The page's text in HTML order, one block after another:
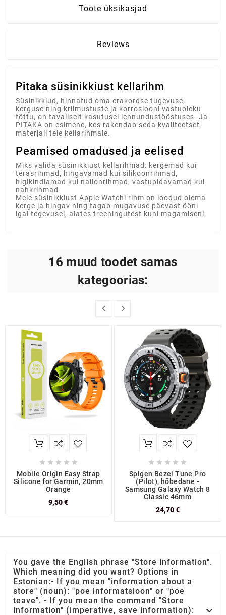
Toote üksikasjad
Reviews
Pitaka süsinikkiust kellarihm
Süsinikkiud, hinnatud oma erakordse tugevuse,
kerguse ning kriimustuste ja korrosiooni vastuoleku
tõttu, on tavaliselt kasutusel lennundustööstuses. Ja
PITAKA on esimene, kes rakendab seda kvaliteetset
materjali teie kellarihmale.
Peamised omadused ja eelised
Miks valida süsinikkiust kellarihmad: kergemad kui
terasrihmad, hingavamad kui silikoonrihmad,
higikindlamad kui nailonrihmad, vastupidavamad kui
nahkrihmad
Meie süsinikkiust Apple Watchi rihm on loodud olema
kerge ja hingav ning tagab mugavuse päevast ööni
igal tegevusel, alates treeningutest kuni magamiseni.
16 muud toodet samas
kategoorias:
 
    
Mobile Origin Easy Strap
Silicone for Garmin, 20mm
Orange
9,50 €
    
Spigen Bezel Tune Pro
(Pilot), hõbedane -
Samsung Galaxy Watch 8
Classic 46mm
24,70 €
You gave the English phrase "Store information".
Which meaning did you want? Options in
Estonian:- If you mean "information about a
store" (noun): "poe informatsioon" or "poe
teave". - If you mean the command "Store
information" (imperative, save information):
